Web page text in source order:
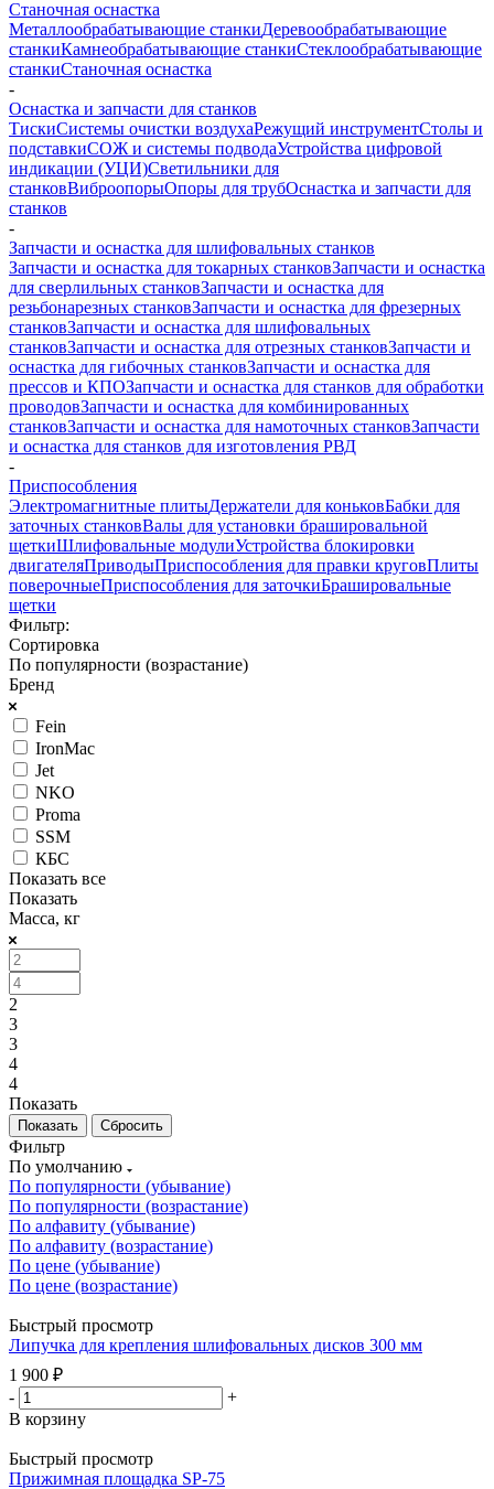
Станочная оснастка
Металлообрабатывающие станкиДеревообрабатывающие
станкиКамнеобрабатывающие станкиСтеклообрабатывающие
станкиСтаночная оснастка
-
Оснастка и запчасти для станков
ТискиСистемы очистки воздухаРежущий инструментСтолы и
подставкиСОЖ и системы подводаУстройства цифровой
индикации (УЦИ)Светильники для
станковВиброопорыОпоры для трубОснастка и запчасти для
станков
-
Запчасти и оснастка для шлифовальных станков
Запчасти и оснастка для токарных станковЗапчасти и оснастка
для сверлильных станковЗапчасти и оснастка для
резьбонарезных станковЗапчасти и оснастка для фрезерных
станковЗапчасти и оснастка для шлифовальных
станковЗапчасти и оснастка для отрезных станковЗапчасти и
оснастка для гибочных станковЗапчасти и оснастка для
прессов и КПОЗапчасти и оснастка для станков для обработки
проводовЗапчасти и оснастка для комбинированных
станковЗапчасти и оснастка для намоточных станковЗапчасти
и оснастка для станков для изготовления РВД
-
Приспособления
Электромагнитные плитыДержатели для коньковБабки для
заточных станковВалы для установки брашировальной
щеткиШлифовальные модулиУстройства блокировки
двигателяПриводыПриспособления для правки круговПлиты
поверочныеПриспособления для заточкиБрашировальные
щетки
Фильтр:
Сортировка
По популярности (возрастание)
Бренд
Fein
IronMac
Jet
NKO
Proma
SSM
КБС
Показать все
Показать
Масса, кг
2
3
3
4
4
Показать
Сбросить
Фильтр
По умолчанию
По популярности (убывание)
По популярности (возрастание)
По алфавиту (убывание)
По алфавиту (возрастание)
По цене (убывание)
По цене (возрастание)
Быстрый просмотр
Липучка для крепления шлифовальных дисков 300 мм
1 900 ₽
-
+
В корзину
Быстрый просмотр
Прижимная площадка SP-75